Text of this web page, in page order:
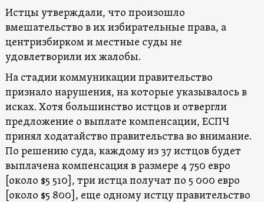
Истцы утверждали, что произошло
вмешательство в их избирательные права, а
центризбирком и местные суды не
удовлетворили их жалобы.
На стадии коммуникации правительство
признало нарушения, на которые указывалось в
исках. Хотя большинство истцов и отвергли
предложение о выплате компенсации, ЕСПЧ
принял ходатайство правительства во внимание.
По решению суда, каждому из 37 истцов будет
выплачена компенсация в размере 4 750 евро
[около $5 510], три истца получат по 5 000 евро
[около $5 800], еще одному истцу правительство